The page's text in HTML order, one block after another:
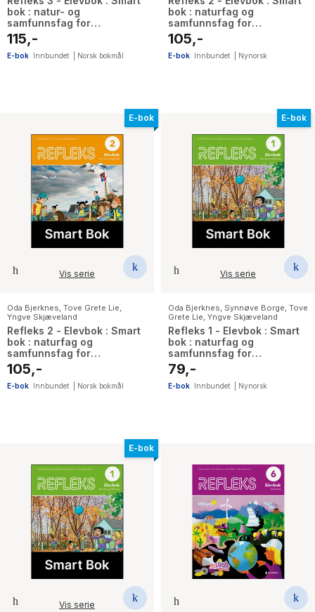
bok : natur- og
samfunnsfag for
barnetrinnet
115,-
E-bok Innbundet Norsk bokmål
bok : naturfag og
samfunnsfag for
barnesteget
105,-
E-bok Innbundet Nynorsk
E-bok
Vis serie
Oda Bjerknes, Tove Grete Lie,
Yngve Skjæveland
Refleks 2 - Elevbok : Smart
bok : naturfag og
samfunnsfag for
barnetrinnet
105,-
E-bok Innbundet Norsk bokmål
E-bok
Vis serie
Oda Bjerknes, Synnøve Borge, Tove
Grete Lie, Yngve Skjæveland
Refleks 1 - Elevbok : Smart
bok : naturfag og
samfunnsfag for
barnesteget
79,-
E-bok Innbundet Nynorsk
E-bok
Vis serie